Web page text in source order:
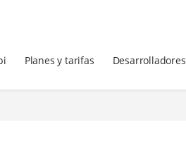
Planes y tarifas Desarrolladores